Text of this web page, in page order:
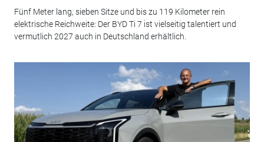
Fünf Meter lang, sieben Sitze und bis zu 119 Kilometer rein
elektrische Reichweite: Der BYD Ti 7 ist vielseitig talentiert und
vermutlich 2027 auch in Deutschland erhältlich.